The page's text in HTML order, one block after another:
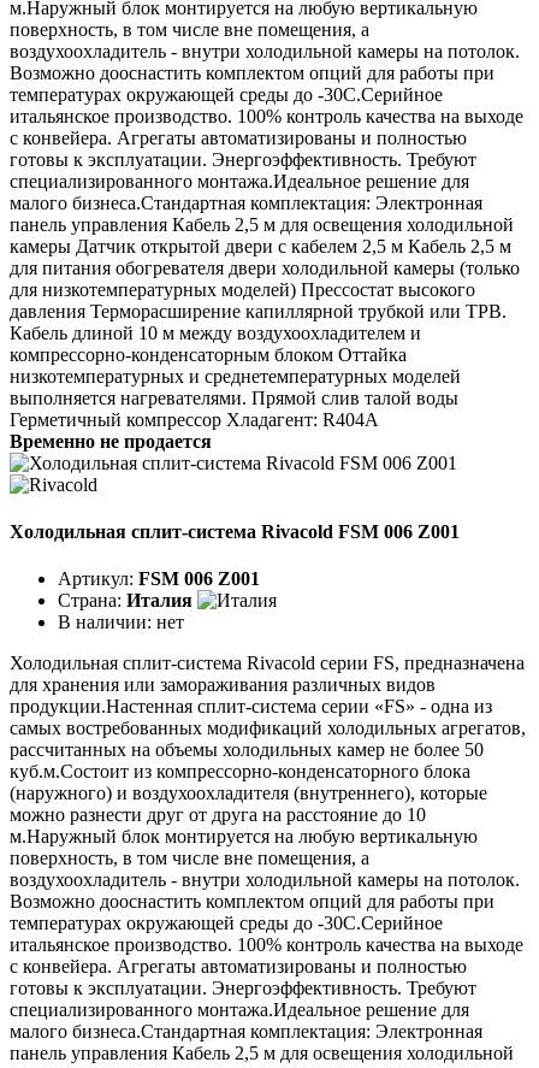
м.Наружный блок монтируется на любую вертикальную
поверхность, в том числе вне помещения, а
воздухоохладитель - внутри холодильной камеры на потолок.
Возможно дооснастить комплектом опций для работы при
температурах окружающей среды до -30С.Серийное
итальянское производство. 100% контроль качества на выходе
с конвейера. Агрегаты автоматизированы и полностью
готовы к эксплуатации. Энергоэффективность. Требуют
специализированного монтажа.Идеальное решение для
малого бизнеса.Стандартная комплектация: Электронная
панель управления Кабель 2,5 м для освещения холодильной
камеры Датчик открытой двери с кабелем 2,5 м Кабель 2,5 м
для питания обогревателя двери холодильной камеры (только
для низкотемпературных моделей) Прессостат высокого
давления Терморасширение капиллярной трубкой или ТРВ.
Кабель длиной 10 м между воздухоохладителем и
компрессорно-конденсаторным блоком Оттайка
низкотемпературных и среднетемпературных моделей
выполняется нагревателями. Прямой слив талой воды
Герметичный компрессор Хладагент: R404A
Временно не продается
Холодильная сплит-система Rivacold FSM 006 Z001
Артикул: FSM 006 Z001
Страна: Италия
В наличии: нет
Холодильная сплит-система Rivacold серии FS, предназначена
для хранения или замораживания различных видов
продукции.Настенная сплит-система серии «FS» - одна из
самых востребованных модификаций холодильных агрегатов,
рассчитанных на объемы холодильных камер не более 50
куб.м.Состоит из компрессорно-конденсаторного блока
(наружного) и воздухоохладителя (внутреннего), которые
можно разнести друг от друга на расстояние до 10
м.Наружный блок монтируется на любую вертикальную
поверхность, в том числе вне помещения, а
воздухоохладитель - внутри холодильной камеры на потолок.
Возможно дооснастить комплектом опций для работы при
температурах окружающей среды до -30С.Серийное
итальянское производство. 100% контроль качества на выходе
с конвейера. Агрегаты автоматизированы и полностью
готовы к эксплуатации. Энергоэффективность. Требуют
специализированного монтажа.Идеальное решение для
малого бизнеса.Стандартная комплектация: Электронная
панель управления Кабель 2,5 м для освещения холодильной